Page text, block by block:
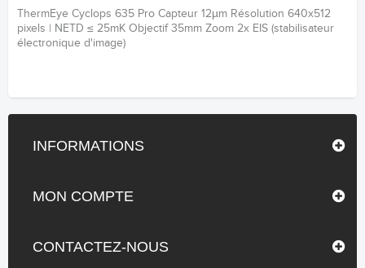
ThermEye Cyclops 635 Pro Capteur 12µm Résolution 640x512
pixels | NETD ≤ 25mK Objectif 35mm Zoom 2x EIS (stabilisateur
électronique d'image)
INFORMATIONS
MON COMPTE
CONTACTEZ-NOUS